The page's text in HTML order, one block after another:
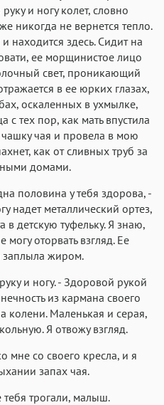
Аа
Georgia
Аа
Times New Roman
Аа
Menlo
Аа
SF Mono
и ногу колет, словно
никогда не вернется тепло.
находится здесь. Сидит на
ее морщинистое лицо
свет, проникающий
в ее юрких глазах,
оскаленных в ухмылке,
с тех пор, как мать впустила
чая и провела в мою
как от сливных труб за
домами.
у тебя здорова, -
надет металлический ортез,
детскую туфельку. Я знаю,
оторвать взгляд. Ее
заплыла жиром.
и ногу. - Здоровой рукой
из кармана своего
колени. Маленькая и серая,
Я отвожу взгляд.
со своего кресла, и я
запах чая.
трогали, малыш.